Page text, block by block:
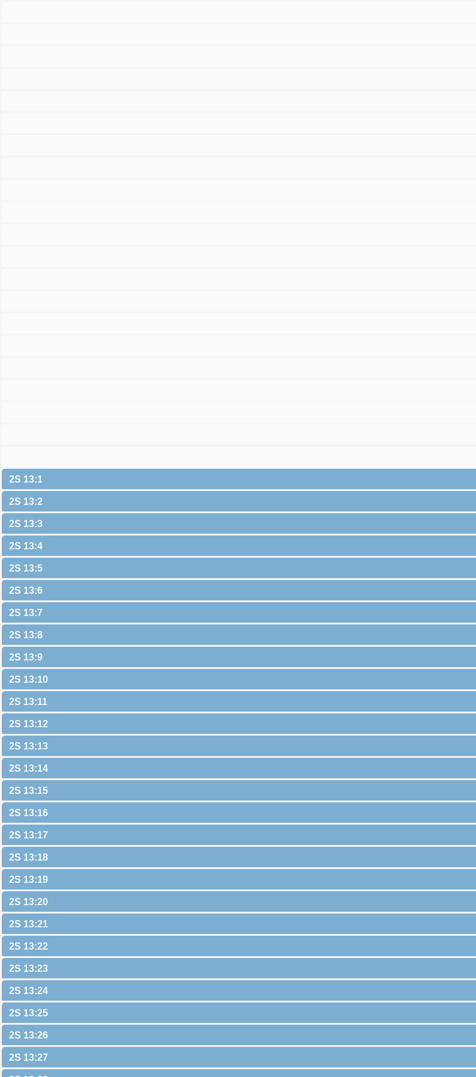
2S 13:1
2S 13:2
2S 13:3
2S 13:4
2S 13:5
2S 13:6
2S 13:7
2S 13:8
2S 13:9
2S 13:10
2S 13:11
2S 13:12
2S 13:13
2S 13:14
2S 13:15
2S 13:16
2S 13:17
2S 13:18
2S 13:19
2S 13:20
2S 13:21
2S 13:22
2S 13:23
2S 13:24
2S 13:25
2S 13:26
2S 13:27